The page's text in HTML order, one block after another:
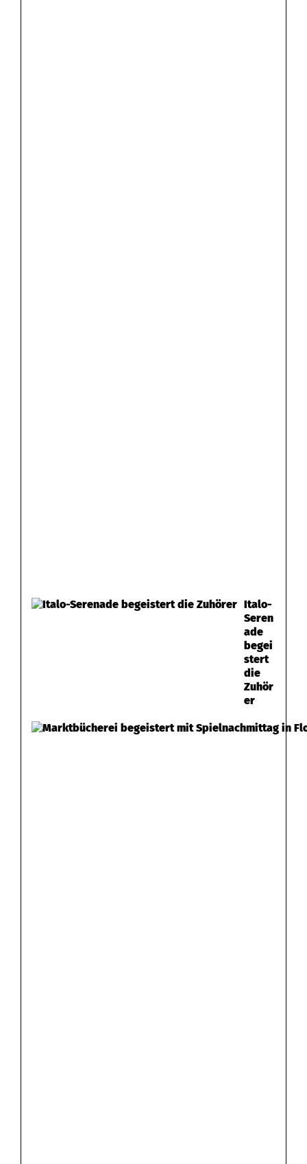
Italo-
Seren
ade
begei
stert
die
Zuhör
er